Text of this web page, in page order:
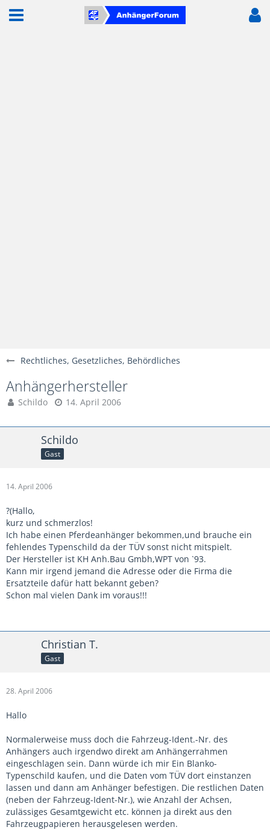
Rechtliches, Gesetzliches, Behördliches
Anhängerhersteller
Schildo 14. April 2006
Schildo
Gast
14. April 2006
?(Hallo,
kurz und schmerzlos!
Ich habe einen Pferdeanhänger bekommen,und brauche ein
fehlendes Typenschild da der TÜV sonst nicht mitspielt.
Der Hersteller ist KH Anh.Bau Gmbh,WPT von `93.
Kann mir irgend jemand die Adresse oder die Firma die
Ersatzteile dafür hatt bekannt geben?
Schon mal vielen Dank im voraus!!!
Christian T.
Gast
28. April 2006
Hallo
Normalerweise muss doch die Fahrzeug-Ident.-Nr. des
Anhängers auch irgendwo direkt am Anhängerrahmen
eingeschlagen sein. Dann würde ich mir Ein Blanko-
Typenschild kaufen, und die Daten vom TÜV dort einstanzen
lassen und dann am Anhänger befestigen. Die restlichen Daten
(neben der Fahrzeug-Ident-Nr.), wie Anzahl der Achsen,
zulässiges Gesamtgewicht etc. können ja direkt aus den
Fahrzeugpapieren herausgelesen werden.